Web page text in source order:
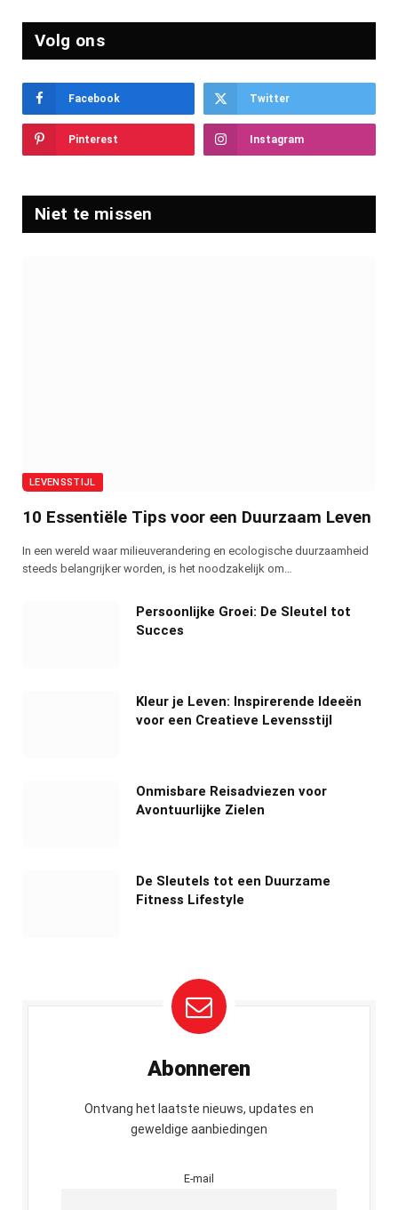
Volg ons
Facebook Twitter
Pinterest Instagram
Niet te missen
LEVENSSTIJL
10 Essentiële Tips voor een Duurzaam Leven
In een wereld waar milieuverandering en ecologische duurzaamheid
steeds belangrijker worden, is het noodzakelijk om…
Persoonlijke Groei: De Sleutel tot
Succes
Kleur je Leven: Inspirerende Ideeën
voor een Creatieve Levensstijl
Onmisbare Reisadviezen voor
Avontuurlijke Zielen
De Sleutels tot een Duurzame
Fitness Lifestyle
Abonneren
Ontvang het laatste nieuws, updates en
geweldige aanbiedingen
E-mail